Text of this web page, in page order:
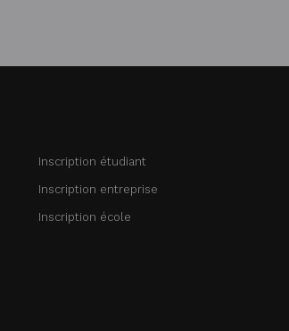
Inscription étudiant
Inscription entreprise
Inscription école